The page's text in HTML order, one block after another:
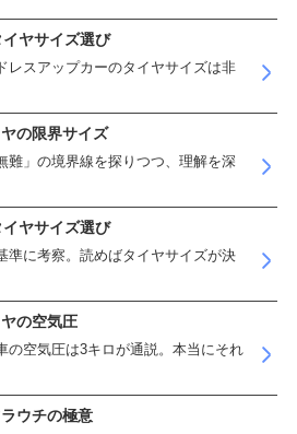
ヤサイズ選び
レスアップカーのタイヤサイズは非
の限界サイズ
難」の境界線を探りつつ、理解を深
ヤサイズ選び
準に考察。読めばタイヤサイズが決
の空気圧
の空気圧は3キロが通説。本当にそれ
ウチの極意